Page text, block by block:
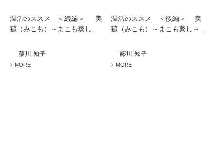
温活のススメ ＜続編＞ 美
菰（みこも）～まこも蒸し...
藤川 知子
MORE
温活のススメ ＜後編＞ 美
菰（みこも）～まこも蒸し～...
藤川 知子
MORE